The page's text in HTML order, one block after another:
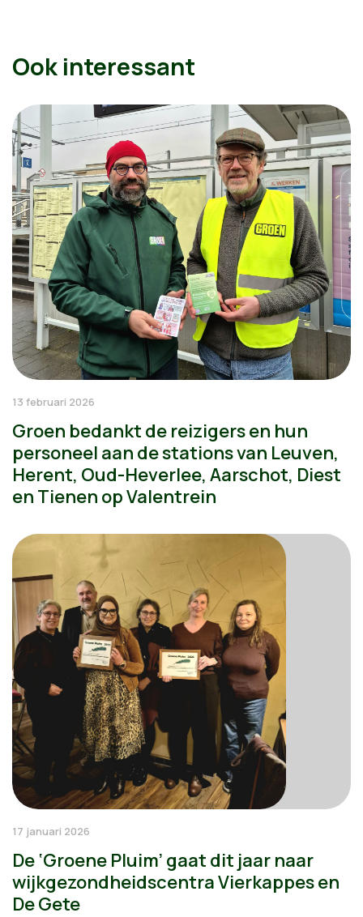
Ook interessant
13 februari 2026
Groen bedankt de reizigers en hun
personeel aan de stations van Leuven,
Herent, Oud-Heverlee, Aarschot, Diest
en Tienen op Valentrein
17 januari 2026
De ‘Groene Pluim’ gaat dit jaar naar
wijkgezondheidscentra Vierkappes en
De Gete